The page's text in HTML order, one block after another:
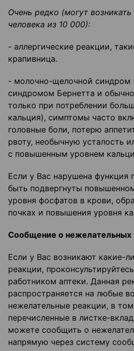
Очень редко (могут
человека из 10 000):
- аллергические реакции,
крапивница.
- молочно-щелочной синдром
синдромом Бернетта и
только при потреблении
кальция), симптомы часто
головные боли, потерю
рвоту, необычную усталость
с повышенным уровнем
Если у Вас нарушена функция
быть подвергнуты
уровня фосфатов в крови,
почках и повышения уровня
Сообщение о нежелательных
Если у Вас возникают какие-
реакции,
работником аптеки. Данная
распространяется на любые
нежелательные реакции, в
перечисленные в листке-
можете сообщить о
напрямую через систему